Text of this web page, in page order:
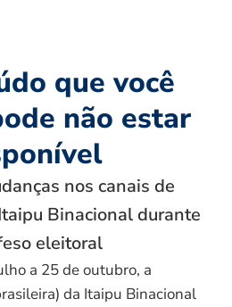
que você
não estar
nos canais de
Binacional durante
eleitoral
a 25 de outubro, a
da Itaipu Binacional